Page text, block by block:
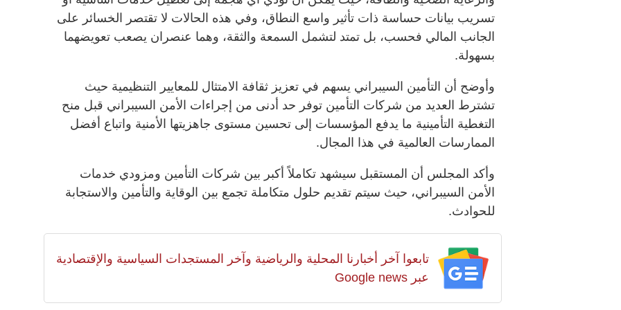
تسريب بيانات حساسة ذات تأثير واسع النطاق، وفي هذه الحالات لا تقتصر الخسائر على
الجانب المالي فحسب، بل تمتد لتشمل السمعة والثقة، وهما عنصران يصعب تعويضهما
بسهولة.
وأوضح أن التأمين السيبراني يسهم في تعزيز ثقافة الامتثال للمعايير التنظيمية حيث
تشترط العديد من شركات التأمين توفر حد أدنى من إجراءات الأمن السيبراني قبل منح
التغطية التأمينية ما يدفع المؤسسات إلى تحسين مستوى جاهزيتها الأمنية واتباع أفضل
الممارسات العالمية في هذا المجال.
وأكد المجلس أن المستقبل سيشهد تكاملاً أكبر بين شركات التأمين ومزودي خدمات
الأمن السيبراني، حيث سيتم تقديم حلول متكاملة تجمع بين الوقاية والتأمين والاستجابة
للحوادث.
تابعوا آخر أخبارنا المحلية والرياضية وآخر المستجدات السياسية والإقتصادية
عبر Google news